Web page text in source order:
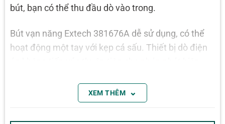
bút, bạn có thể thu đầu dò vào trong.
Bút vạn năng Extech 381676A dễ sử dụng, có thể
hoạt động một tay với kẹp cá sấu. Thiết bị dò điện
hoặc tự động. Bút đi kèm với dây đo, kẹp cá sấu,
pin và hướng dẫn sử dụng.
XEM THÊM ⌄